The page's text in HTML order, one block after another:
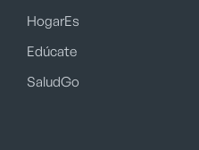
HogarEs
Edúcate
SaludGo